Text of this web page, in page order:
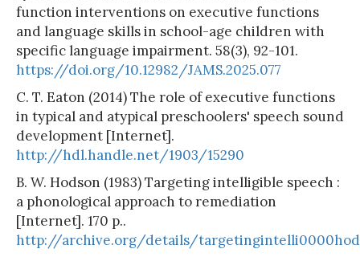
function interventions on executive functions
and language skills in school-age children with
specific language impairment. 58(3), 92-101.
https://doi.org/10.12982/JAMS.2025.077
C. T. Eaton (2014) The role of executive functions
in typical and atypical preschoolers' speech sound
development [Internet].
http://hdl.handle.net/1903/15290
B. W. Hodson (1983) Targeting intelligible speech :
a phonological approach to remediation
[Internet]. 170 p..
http://archive.org/details/